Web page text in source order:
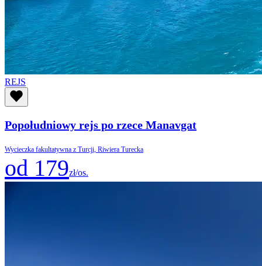
REJS
Popołudniowy rejs po rzece Manavgat
Wycieczka fakultatywna z Turcji, Riwiera Turecka
od 179zł/os.